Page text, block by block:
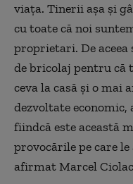
viaţa. Tinerii aşa şi
cu toate că noi
proprietari. De aceea
de bricolaj pentru că
ceva la casă şi o mai
dezvoltate
fiindcă este această
provocările pe care
afirmat Marcel